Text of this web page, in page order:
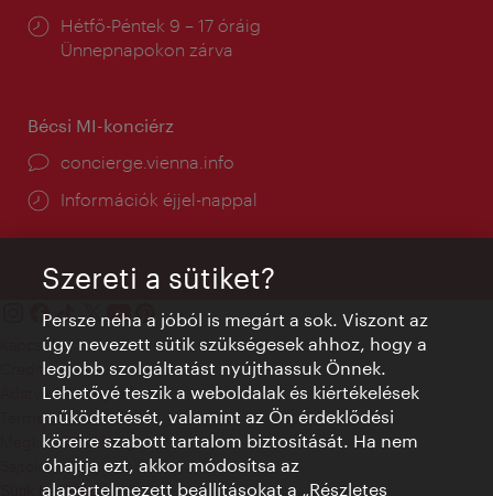
Nyitva
tartás:
Hétfő-Péntek 9 – 17 óráig
Ünnepnapokon zárva
Bécsi MI-konciérz
concierge.vienna.info
Információk éjjel-nappal
Kapcsolat
Credits
Adatvédelmi nyilatkozat
Terms of Use
Megközelíthetőség
Sajtókapcsolat
Sütik beállítása
Szereti a sütiket?
Persze néha a jóból is megárt a sok. Viszont az
úgy nevezett sütik szükségesek ahhoz, hogy a
legjobb szolgáltatást nyújthassuk Önnek.
Lehetővé teszik a weboldalak és kiértékelések
működtetését, valamint az Ön érdeklődési
köreire szabott tartalom biztosítását. Ha nem
óhajtja ezt, akkor módosítsa az
alapértelmezett beállításokat a „Részletes